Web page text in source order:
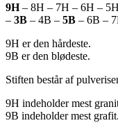
9H– 8H – 7H – 6H –
– 3B – 4B – 5B – 6B –
9H er den hårdeste.
9B er den blødeste.
Stiften består af
9H indeholder mest
9B indeholder mest